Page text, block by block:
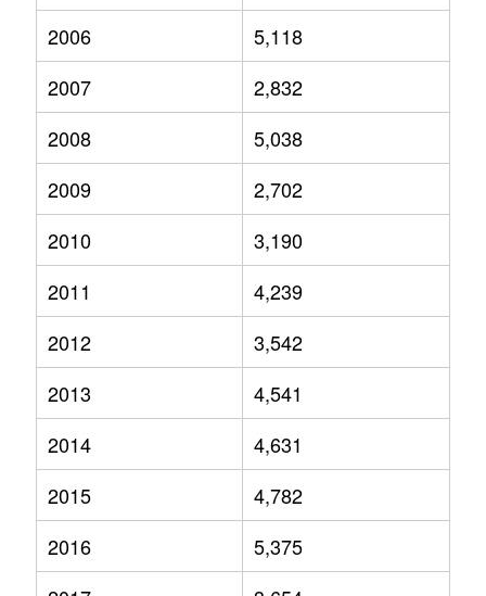
2006
5,118
2007
2,832
2008
5,038
2009
2,702
2010
3,190
2011
4,239
2012
3,542
2013
4,541
2014
4,631
2015
4,782
2016
5,375